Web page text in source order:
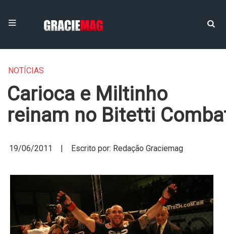
NOTÍCIAS
Carioca e Miltinho
reinam no Bitetti
19/06/2011 | Escrito por: Redação Graciemag